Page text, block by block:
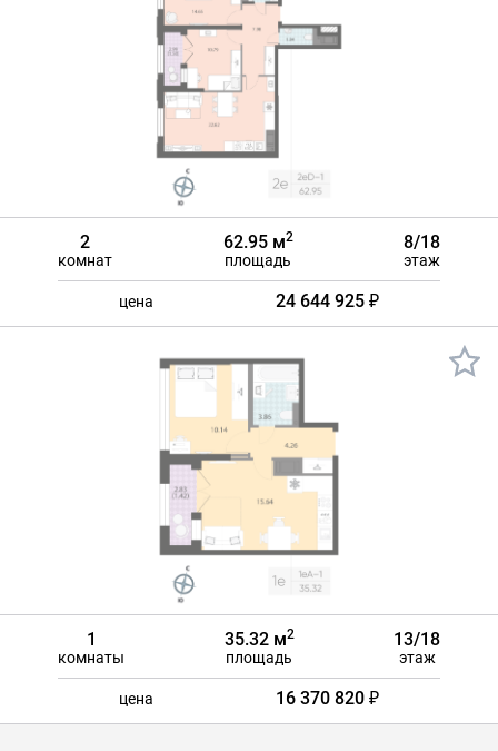
2
комнат
62.95 м2
площадь
8/18
этаж
цена 24 644 925 ₽
1
комнаты
35.32 м2
площадь
13/18
этаж
цена 16 370 820 ₽